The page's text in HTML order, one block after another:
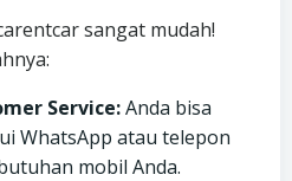
sangat mudah!
Service:Anda bisa
WhatsApp atau telepon
mobil Anda.